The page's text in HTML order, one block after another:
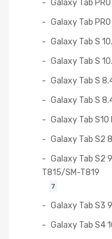
Galaxy Tab
Galaxy Tab
Galaxy Tab S
Galaxy Tab S
Galaxy Tab S
Galaxy Tab S
Galaxy Tab S10
Galaxy Tab S2
Galaxy Tab S2
T815/SM-T819
7
Galaxy Tab S3
Galaxy Tab S4